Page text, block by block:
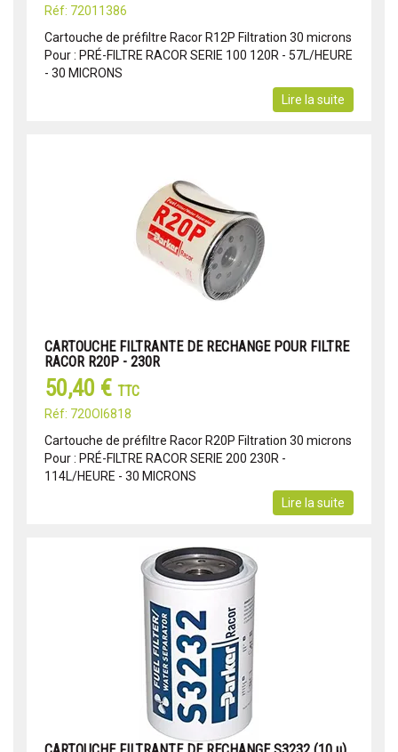
Réf: 72011386
Cartouche de préfiltre Racor R12P Filtration 30 microns
Pour : PRÉ-FILTRE RACOR SERIE 100 120R - 57L/HEURE
- 30 MICRONS
Lire la suite
CARTOUCHE FILTRANTE DE RECHANGE POUR FILTRE
RACOR R20P - 230R
50,40 € TTC
Réf: 720OI6818
Cartouche de préfiltre Racor R20P Filtration 30 microns
Pour : PRÉ-FILTRE RACOR SERIE 200 230R -
114L/HEURE - 30 MICRONS
Lire la suite